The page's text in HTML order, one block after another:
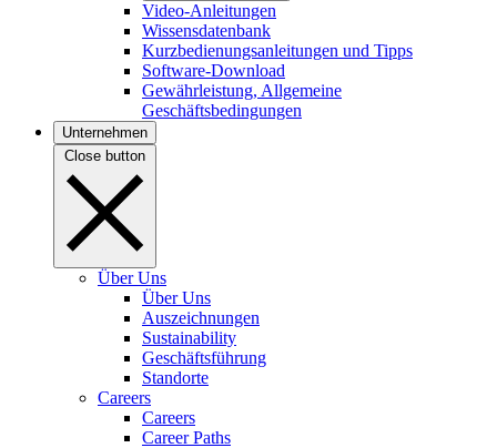
Video-Anleitungen
Wissensdatenbank
Kurzbedienungsanleitungen und Tipps
Software-Download
Gewährleistung, Allgemeine
Geschäftsbedingungen
Unternehmen
Close button
Über Uns
Über Uns
Auszeichnungen
Sustainability
Geschäftsführung
Standorte
Careers
Careers
Career Paths